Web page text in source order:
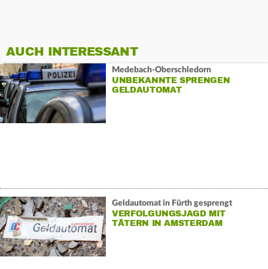
AUCH INTERESSANT
Medebach-Oberschledorn
UNBEKANNTE SPRENGEN
GELDAUTOMAT
Geldautomat in Fürth gesprengt
VERFOLGUNGSJAGD MIT
TÄTERN IN AMSTERDAM